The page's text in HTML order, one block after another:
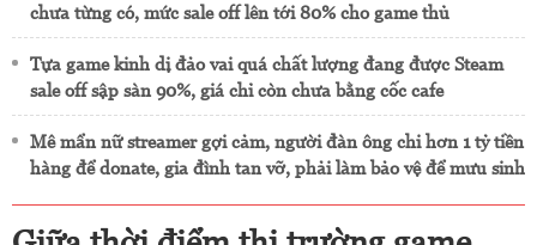
chưa từng có, mức sale off lên tới 80% cho game thủ
Tựa game kinh dị đảo vai quá chất lượng đang được Steam
sale off sập sàn 90%, giá chỉ còn chưa bằng cốc cafe
Mê mẩn nữ streamer gợi cảm, người đàn ông chi hơn 1 tỷ tiền
hàng để donate, gia đình tan vỡ, phải làm bảo vệ để mưu sinh